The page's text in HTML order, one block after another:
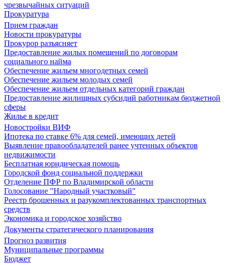
чрезвычайных ситуаций
Прокуратура
Прием граждан
Новости прокуратуры
Прокурор разъясняет
Предоставление жилых помещений по договорам
социального найма
Обеспечение жильем многодетных семей
Обеспечение жильем молодых семей
Обеспечение жильем отдельных категорий граждан
Предоставление жилищных субсидий работникам бюджетной
сферы
Жилье в кредит
Новостройки ВИФ
Ипотека по ставке 6% для семей, имеющих детей
Выявление правообладателей ранее учтенных объектов
недвижимости
Бесплатная юридическая помощь
Городской фонд социальной поддержки
Отделение ПФР по Владимирской области
Голосование "Народный участковый"
Реестр брошенных и разукомплектованных транспортных
средств
Экономика и городское хозяйство
Документы стратегического планирования
Прогноз развития
Муниципальные программы
Бюджет